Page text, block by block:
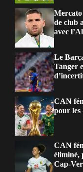
de club
avec
Le
Tanger
CAN
pour les
CAN
éliminé,
Cap-